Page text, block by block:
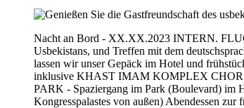
Nacht an Bord - XX.XX.2023 INTERN.
Usbekistans, und Treffen mit dem
lassen wir unser Gepäck im Hotel und
inklusive KHAST IMAM KOMPLEX
PARK - Spaziergang im Park (Boulevard) im
Kongresspalastes von außen) Abendessen